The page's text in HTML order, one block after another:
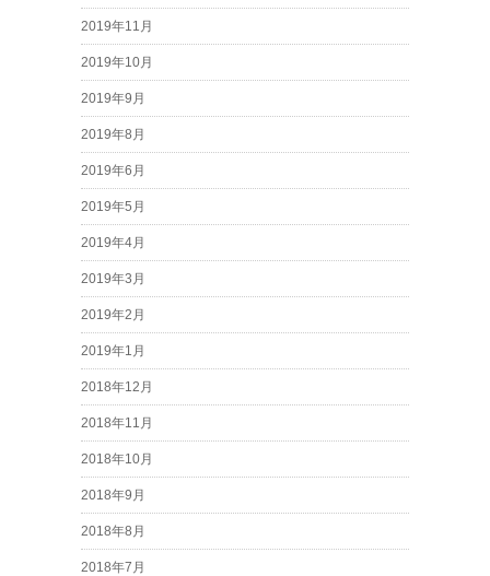
2019年11月
2019年10月
2019年9月
2019年8月
2019年6月
2019年5月
2019年4月
2019年3月
2019年2月
2019年1月
2018年12月
2018年11月
2018年10月
2018年9月
2018年8月
2018年7月